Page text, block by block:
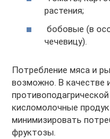
растения;
бобовые (в
чечевицу).
Потребление мяса и
возможно. В качестве
кисломолочные
минимизировать
фруктозы.